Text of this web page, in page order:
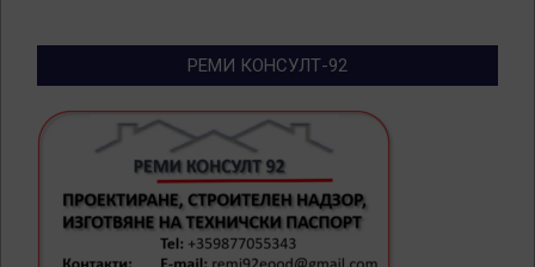
РЕМИ КОНСУЛТ-92